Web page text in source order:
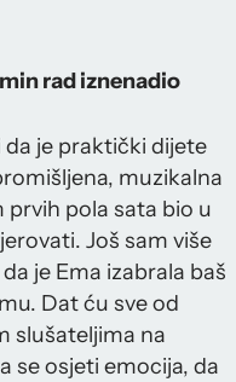
rad iznenadio
je praktički dijete
muzikalna
pola sata bio u
Još sam više
je Ema izabrala baš
Dat ću sve od
slušateljima na
se osjeti emocija, da